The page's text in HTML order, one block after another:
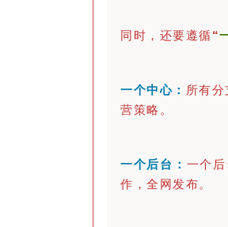
同时，还要遵循“
一个中心： 所有
营策略。
一个后台： 一个
作，全网发布。